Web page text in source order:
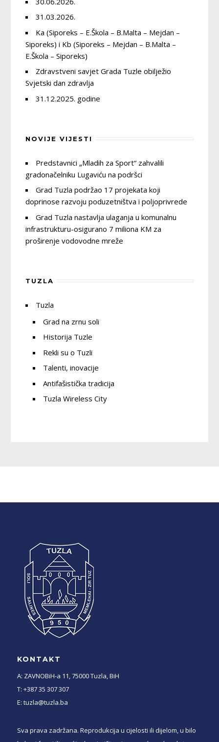
31.03.2026.
Ka (Siporeks – E.Škola – B.Malta – Mejdan –
Siporeks) i Kb (Siporeks – Mejdan – B.Malta –
E.Škola – Siporeks)
Zdravstveni savjet Grada Tuzle obilježio
Svjetski dan zdravlja
31.12.2025. godine
NOVIJE VIJESTI
Predstavnici „Mladih za Sport“ zahvalili
gradonačelniku Lugaviću na podršci
Grad Tuzla podržao 17 projekata koji
doprinose razvoju poduzetništva i poljoprivrede
Grad Tuzla nastavlja ulaganja u komunalnu
infrastrukturu-osigurano 7 miliona KM za
proširenje vodovodne mreže
TUZLA
Tuzla
Grad na zrnu soli
Historija Tuzle
Rekli su o Tuzli
Talenti, inovacije
Antifašistička tradicija
Tuzla Wireless City
KONTAKT
A: ZAVNOBiH-a 11, 75000 Tuzla, BiH
T: +387 35 307 307
E: tuzla@tuzla.ba
Sva prava zadržana. Reprodukcija u cijelosti ili dijelom, u bilo